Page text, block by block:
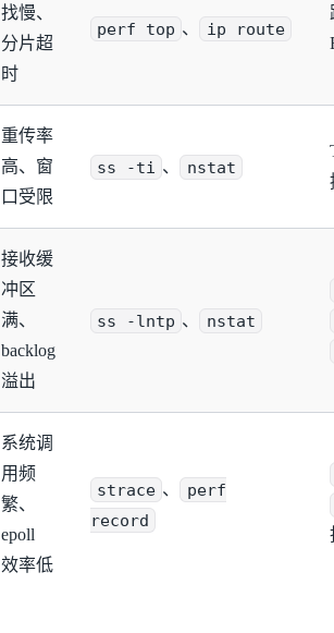
找慢、
分片超
时
perf top 、 ip route
重传率
高、窗
口受限
ss -ti 、 nstat
接收缓
冲区
满、
backlog
溢出
ss -lntp 、 nstat
系统调
用频
繁、
epoll
效率低
strace 、
perf
record